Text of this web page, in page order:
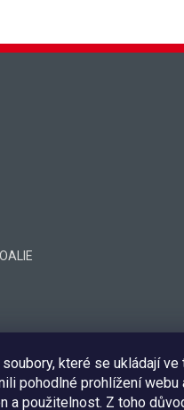
které se ukládají ve
pohodlné prohlížení webu
a použitelnost. Z toho
- 17:00)